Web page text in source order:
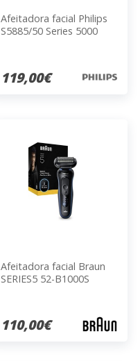
Afeitadora facial Philips
S5885/50 Series 5000
119,00€
Afeitadora facial Braun
SERIES5 52-B1000S
110,00€